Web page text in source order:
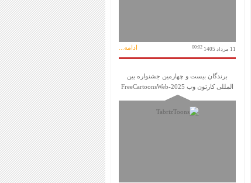
11 مرداد 1405 00:02 ادامه...
برندگان بیست و چهارمین جشنواره بین
المللی کارتون وب FreeCartoonsWeb-2025